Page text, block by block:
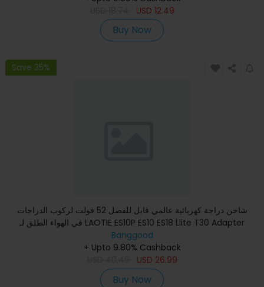
USD 12.49
Buy Now
Save 35%
شاحن دراجة كهربائية عالمي قابل للفصل 52 فولت لركوب الدراجات
في الهواء الطلق لـ LAOTIE ES10P ES10 ES18 Llite T30 Adapter
Banggood
+ Upto 9.80% Cashback
USD 26.99
Buy Now